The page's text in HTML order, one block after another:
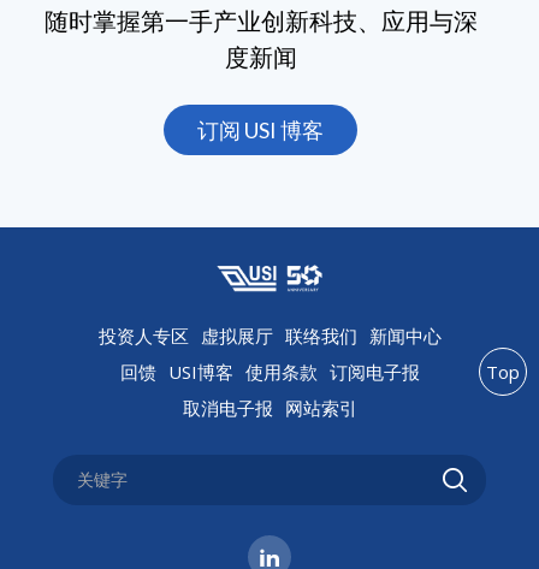
随时掌握第一手产业创新科技、应用与深
度新闻
订阅 USI 博客
投资人专区 虚拟展厅 联络我们 新闻中心
回馈 USI博客 使用条款 订阅电子报
取消电子报 网站索引
Top